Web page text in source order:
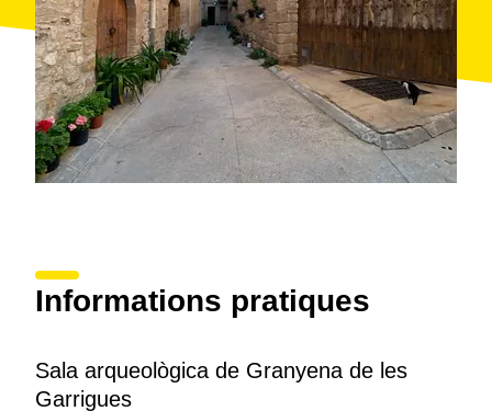
Informations pratiques
Sala arqueològica de Granyena de les
Garrigues